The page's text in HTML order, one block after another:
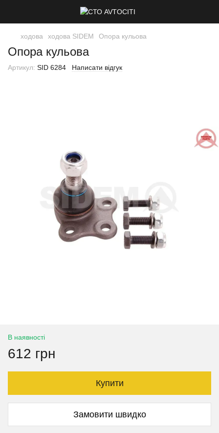
ходова ходова SIDEM Опора кульова
Опора кульова
Артикул: SID 6284 Написати відгук
В наявності
612 грн
Купити
Замовити швидко